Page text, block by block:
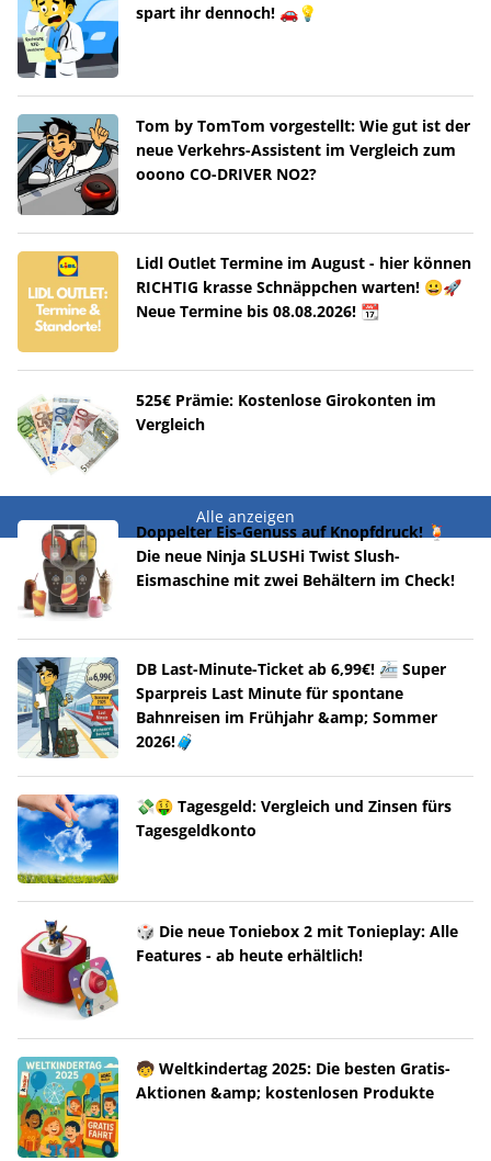
spart ihr dennoch! 🚗💡
Tom by TomTom vorgestellt: Wie gut ist der
neue Verkehrs-Assistent im Vergleich zum
ooono CO-DRIVER NO2?
Lidl Outlet Termine im August - hier können
RICHTIG krasse Schnäppchen warten! 😀🚀
Neue Termine bis 08.08.2026! 📆
525€ Prämie: Kostenlose Girokonten im
Vergleich
Alle anzeigen
Doppelter Eis-Genuss auf Knopfdruck! 🍹
Die neue Ninja SLUSHi Twist Slush-
Eismaschine mit zwei Behältern im Check!
DB Last-Minute-Ticket ab 6,99€! 🚈 Super
Sparpreis Last Minute für spontane
Bahnreisen im Frühjahr &amp; Sommer
2026!🧳
💸🤑 Tagesgeld: Vergleich und Zinsen fürs
Tagesgeldkonto
🎲 Die neue Toniebox 2 mit Tonieplay: Alle
Features - ab heute erhältlich!
🧒 Weltkindertag 2025: Die besten Gratis-
Aktionen &amp; kostenlosen Produkte